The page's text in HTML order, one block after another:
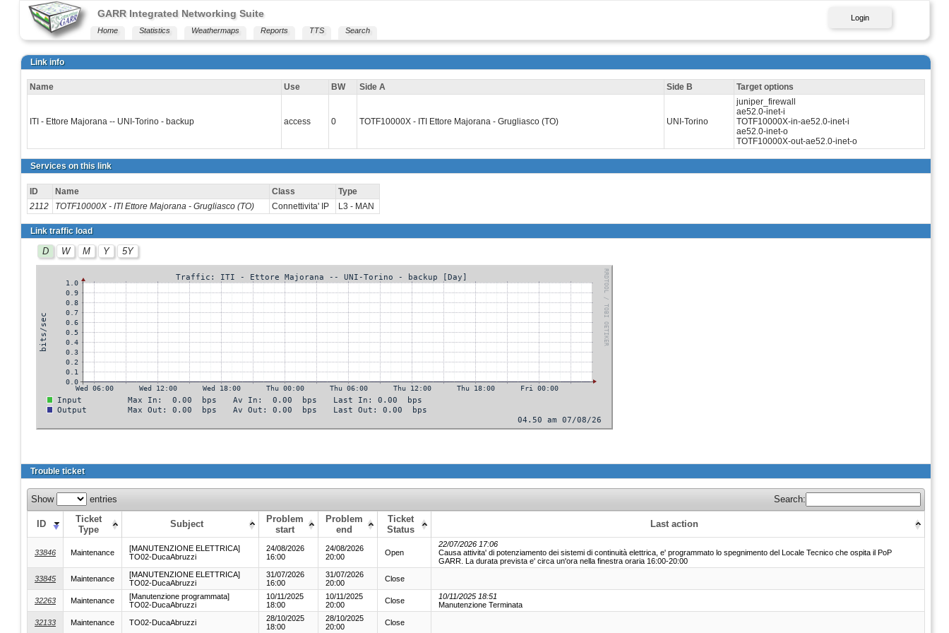
GARR Integrated Networking Suite
Login
Home
Statistics Weathermaps Reports TTS Search
Link info
Name Use BW Side A Side B Target options
ITI - Ettore Majorana -- UNI-Torino - backup access 0 TOTF10000X - ITI Ettore Majorana - Grugliasco (TO) UNI-Torino
juniper_firewall
ae52.0-inet-i
TOTF10000X-in-ae52.0-inet-i
ae52.0-inet-o
TOTF10000X-out-ae52.0-inet-o
Services on this link
ID Name Class
Type
2112
TOTF10000X - ITI Ettore Majorana - Grugliasco (TO) Connettivita' IP L3 - MAN
Link traffic load
D W M Y 5Y
Trouble ticket
Show entries Search:
ID
Ticket
Type
Subject
Problem
start
Problem
end
Ticket
Status
Last action
33846 Maintenance
[MANUTENZIONE ELETTRICA]
TO02-DucaAbruzzi
24/08/2026
16:00
24/08/2026
20:00
Open
22/07/2026 17:06
Causa attivita' di potenziamento dei sistemi di continuità elettrica, e' programmato lo spegnimento del Locale Tecnico che ospita il PoP
GARR. La durata prevista e' circa un'ora nella finestra oraria 16:00-20:00
33845 Maintenance
[MANUTENZIONE ELETTRICA]
TO02-DucaAbruzzi
31/07/2026
16:00
31/07/2026
20:00
Close
32263 Maintenance
[Manutenzione programmata]
TO02-DucaAbruzzi
10/11/2025
18:00
10/11/2025
20:00
Close
10/11/2025 18:51
Manutenzione Terminata
32133 Maintenance TO02-DucaAbruzzi
28/10/2025
18:00
28/10/2025
20:00
Close